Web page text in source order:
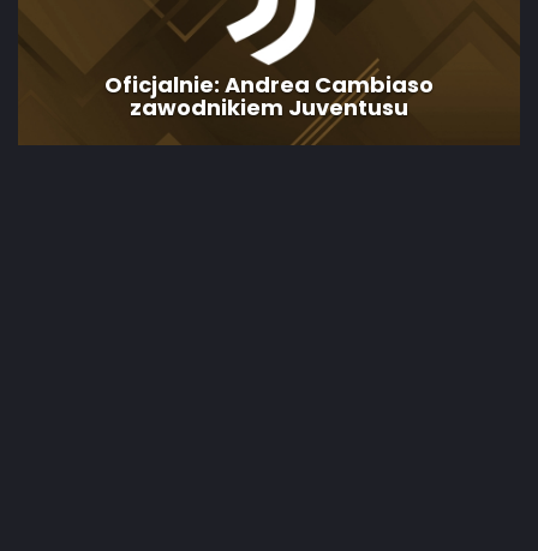
Oficjalnie: Andrea Cambiaso
zawodnikiem Juventusu